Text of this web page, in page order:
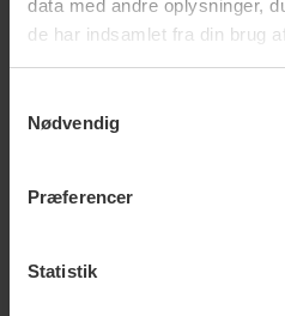
data med andre oplysninger,
de har indsamlet fra din brug
Nødvendig
Præferencer
Statistik
1-2 hverdage
Scanpan Explore
Termoflaske 0,5 L Sand